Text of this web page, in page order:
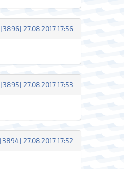
[3896] 27.08.2017 17:56
[3895] 27.08.2017 17:53
[3894] 27.08.2017 17:52